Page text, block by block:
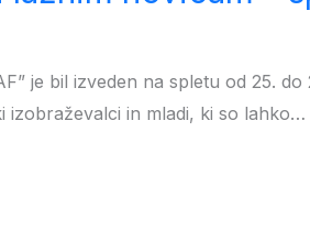
je bil izveden na spletu od 25.
izobraževalci in mladi, ki so lahko…